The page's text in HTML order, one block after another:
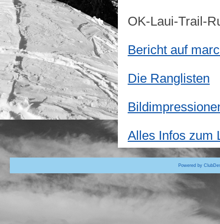
OK-Laui-Trail-
Bericht auf
Die Ranglisten
Alles Infos zum
Powered by